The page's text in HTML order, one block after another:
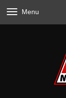
Menu